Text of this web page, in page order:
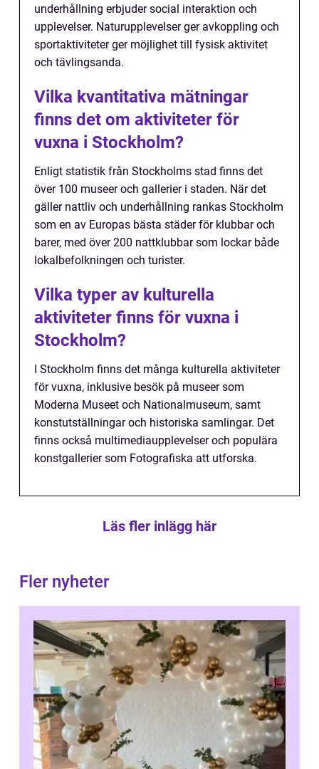
underhållning erbjuder social interaktion och
upplevelser. Naturupplevelser ger avkoppling och
sportaktiviteter ger möjlighet till fysisk aktivitet
och tävlingsanda.
Vilka kvantitativa mätningar
finns det om aktiviteter för
vuxna i Stockholm?
Enligt statistik från Stockholms stad finns det
över 100 museer och gallerier i staden. När det
gäller nattliv och underhållning rankas Stockholm
som en av Europas bästa städer för klubbar och
barer, med över 200 nattklubbar som lockar både
lokalbefolkningen och turister.
Vilka typer av kulturella
aktiviteter finns för vuxna i
Stockholm?
I Stockholm finns det många kulturella aktiviteter
för vuxna, inklusive besök på museer som
Moderna Museet och Nationalmuseum, samt
konstutställningar och historiska samlingar. Det
finns också multimediaupplevelser och populära
konstgallerier som Fotografiska att utforska.
Läs fler inlägg här
Fler nyheter